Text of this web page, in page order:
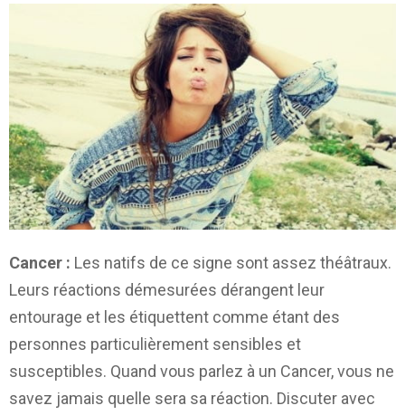
Cancer : Les natifs de ce signe sont assez théâtraux.
Leurs réactions démesurées dérangent leur
entourage et les étiquettent comme étant des
personnes particulièrement sensibles et
susceptibles. Quand vous parlez à un Cancer, vous ne
savez jamais quelle sera sa réaction. Discuter avec